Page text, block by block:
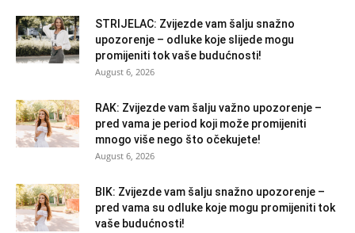
STRIJELAC: Zvijezde vam šalju snažno
upozorenje – odluke koje slijede mogu
promijeniti tok vaše budućnosti!
August 6, 2026
RAK: Zvijezde vam šalju važno upozorenje –
pred vama je period koji može promijeniti
mnogo više nego što očekujete!
August 6, 2026
BIK: Zvijezde vam šalju snažno upozorenje –
pred vama su odluke koje mogu promijeniti tok
vaše budućnosti!